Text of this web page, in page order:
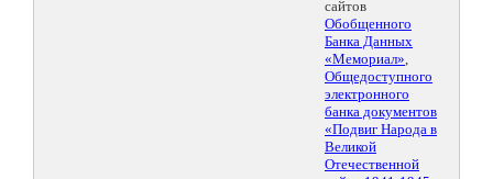
сайтов
Обобщенного
Банка Данных
«Мемориал»,
Общедоступного
электронного
банка документов
«Подвиг Народа в
Великой
Отечественной